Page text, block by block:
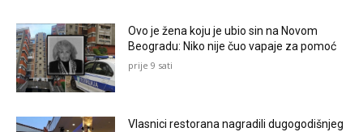
Ovo je žena koju je ubio sin na Novom
Beogradu: Niko nije čuo vapaje za pomoć
prije 9 sati
Vlasnici restorana nagradili dugogodišnjeg